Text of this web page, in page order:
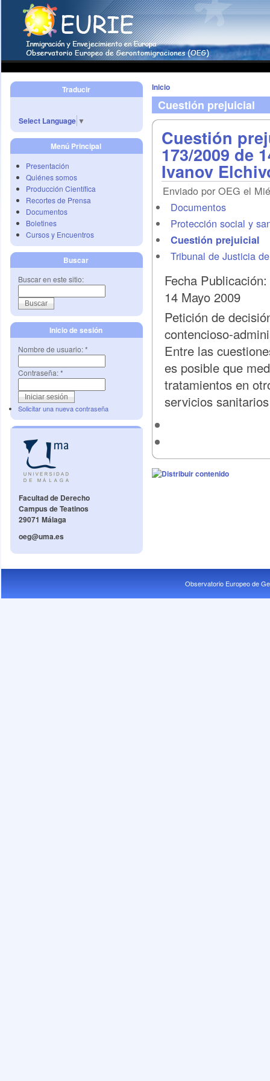
Traducir
Select Language ▼
Menú Principal
Presentación
Quiénes somos
Producción Científica
Recortes de Prensa
Documentos
Boletines
Cursos y Encuentros
Buscar
Buscar en este sitio:
Inicio de sesión
Nombre de usuario:*
Contraseña:*
Solicitar una nueva contraseña
Facultad de Derecho
Campus de Teatinos
29071 Málaga
oeg@uma.es
Inicio
Cuestión prejuicial
Cuestión
173/2009 de
Ivanov
Enviado por OEG el
Documentos
Protección social y
Cuestión prejuicial
Tribunal de Justicia
Fecha Publicación:
14 Mayo 2009
Petición de
contencioso-
Entre las
es posible que
tratamientos en
servicios
Observatorio Europeo de